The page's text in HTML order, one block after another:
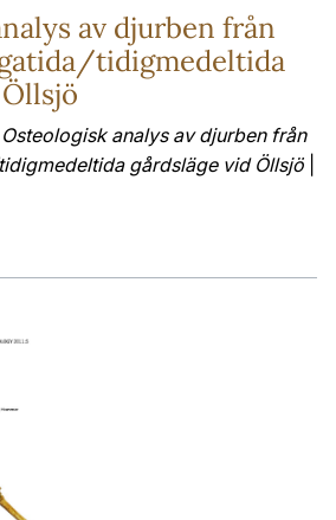
av djurben från
tidigmedeltida
Osteologisk analys av djurben från
gårdsläge vid Öllsjö